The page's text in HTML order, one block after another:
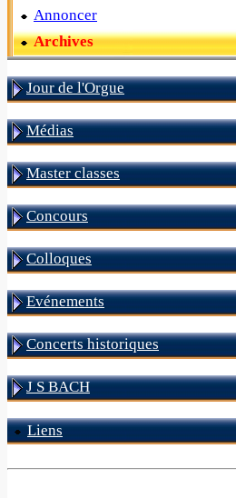
Annoncer
Archives
Jour de l'Orgue
Médias
Master classes
Concours
Colloques
Evénements
Concerts historiques
J S BACH
Liens